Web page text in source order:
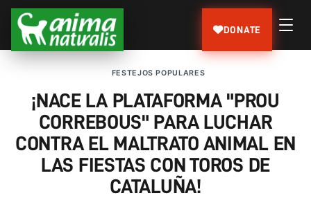
DONATE
FESTEJOS POPULARES
¡NACE LA PLATAFORMA "PROU
CORREBOUS" PARA LUCHAR
CONTRA EL MALTRATO ANIMAL EN
LAS FIESTAS CON TOROS DE
CATALUÑA!